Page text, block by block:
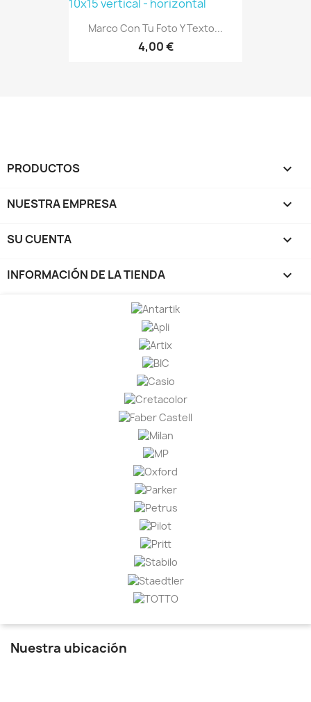
Marco Con Tu Foto Y Texto...
4,00 €
PRODUCTOS 
NUESTRA EMPRESA 
SU CUENTA 
INFORMACIÓN DE LA TIENDA keyboard_arrow_down
Nuestra ubicación